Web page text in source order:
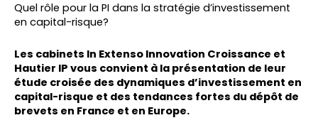
Quel rôle pour la PI dans la stratégie d’investissement
en capital-risque?
Les cabinets In Extenso Innovation Croissance et
Hautier IP vous convient à la présentation de leur
étude croisée des dynamiques d’investissement en
capital-risque et des tendances fortes du dépôt de
brevets en France et en Europe.